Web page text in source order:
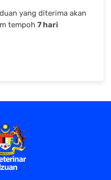
yang diterima akan
tempoh 7 hari